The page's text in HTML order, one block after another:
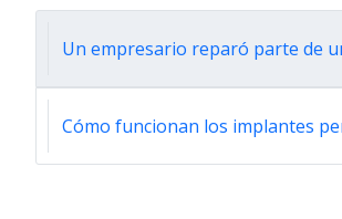
Un empresario reparó parte de
Cómo funcionan los implantes